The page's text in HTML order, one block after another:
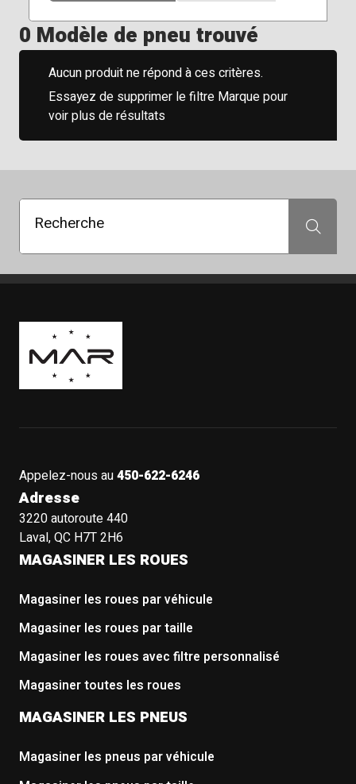
0 Modèle de pneu trouvé
Aucun produit ne répond à ces critères.
Essayez de supprimer le filtre Marque pour
voir plus de résultats
Recherche Recherche
Boutique Mags à Rabais
Appelez-nous au450-622-6246
Adresse
3220 autoroute 440
Laval, QC H7T 2H6
MAGASINER LES ROUES
Magasiner les roues par véhicule
Magasiner les roues par taille
Magasiner les roues avec filtre personnalisé
Magasiner toutes les roues
MAGASINER LES PNEUS
Magasiner les pneus par véhicule